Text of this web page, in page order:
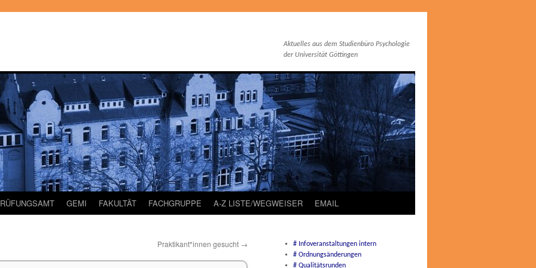
Aktuelles aus dem Studienbüro Psychologie
der Universität Göttingen
GEMI FAKULTÄT FACHGRUPPE A-Z LISTE/WEGWEISER EMAIL
Praktikant*innen gesucht →
# Infoveranstaltungen intern
# Ordnungsänderungen
# Qualitätsrunden